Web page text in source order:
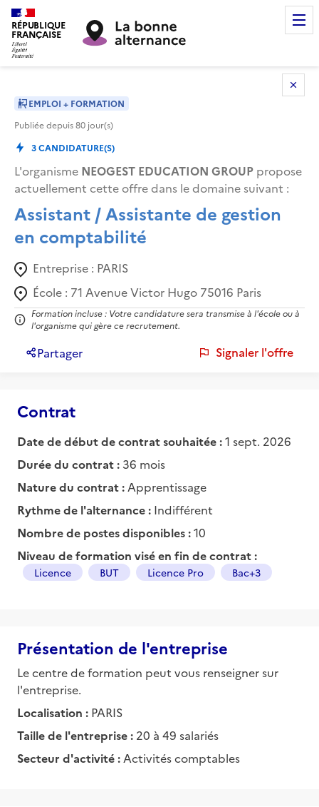
RÉPUBLIQUE
FRANÇAISE
EMPLOI + FORMATION
Publiée depuis80 jour(s)
3CANDIDATURE(S)
L'organisme NEOGEST EDUCATION GROUP propose
actuellement cette offre dans le domaine suivant :
Assistant / Assistante de gestion
en comptabilité
Entreprise : PARIS
École : 71 Avenue Victor Hugo 75016 Paris
Formation incluse : Votre candidature sera transmise à l'école ou à
l'organisme qui gère ce recrutement.
Partager Signaler l'offre
Contrat
Date de début de contrat souhaitée :1 sept. 2026
Durée du contrat : 36 mois
Nature du contrat : Apprentissage
Rythme de l'alternance : Indifférent
Nombre de postes disponibles :10
Niveau de formation visé en fin de contrat :
Licence BUT Licence Pro Bac+3
Présentation de l'entreprise
Le centre de formation peut vous renseigner sur
l'entreprise.
Localisation : PARIS
Taille de l'entreprise : 20 à 49 salariés
Secteur d'activité : Activités comptables